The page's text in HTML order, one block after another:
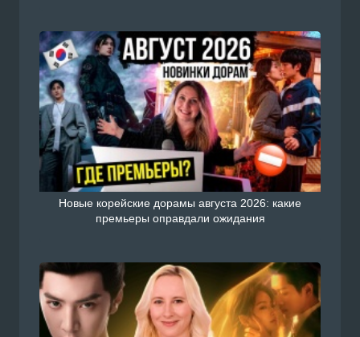
Новые корейские дорамы августа 2026: какие
премьеры оправдали ожидания